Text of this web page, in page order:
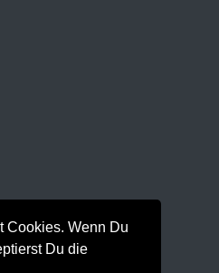
Cookies. Wenn Du
Du die